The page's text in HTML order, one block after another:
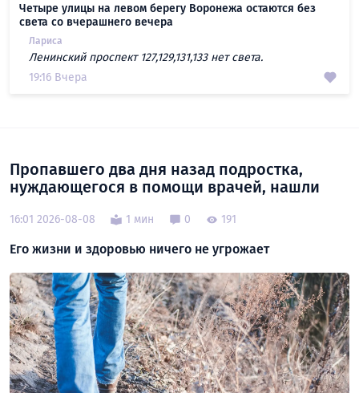
Четыре улицы на левом берегу Воронежа остаются без
света со вчерашнего вечера
Лариса
Ленинский проспект 127,129,131,133 нет света.
19:16 Вчера
Пропавшего два дня назад подростка,
нуждающегося в помощи врачей, нашли
16:01 2026-08-08 1 мин 0 191
Его жизни и здоровью ничего не угрожает